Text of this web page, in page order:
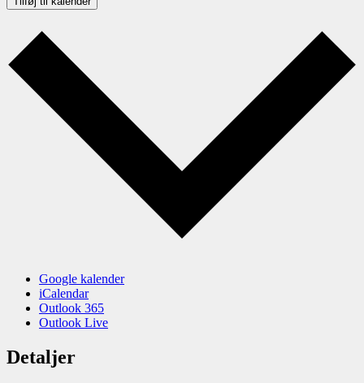
Google kalender
iCalendar
Outlook 365
Outlook Live
Detaljer